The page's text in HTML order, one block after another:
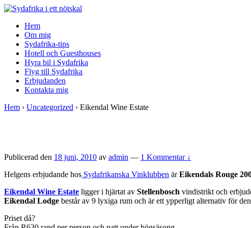
↓
Main
Content
Hem
Om mig
Sydafrika-tips
Hotell och Guesthouses
Hyra bil i Sydafrika
Flyg till Sydafrika
Erbjudanden
Kontakta mig
Hem › Uncategorized › Eikendal Wine Estate
Publicerad den 18 juni, 2010 av admin — 1 Kommentar ↓
Helgens erbjudande hos Sydafrikanska Vinklubben ärEikendals Rouge
Eikendal Wine Estate ligger i hjärtat av Stellenbosch vindistrikt och
Eikendal Lodge består av 9 lyxiga rum och är ett ypperligt alternativ för
Priset då?